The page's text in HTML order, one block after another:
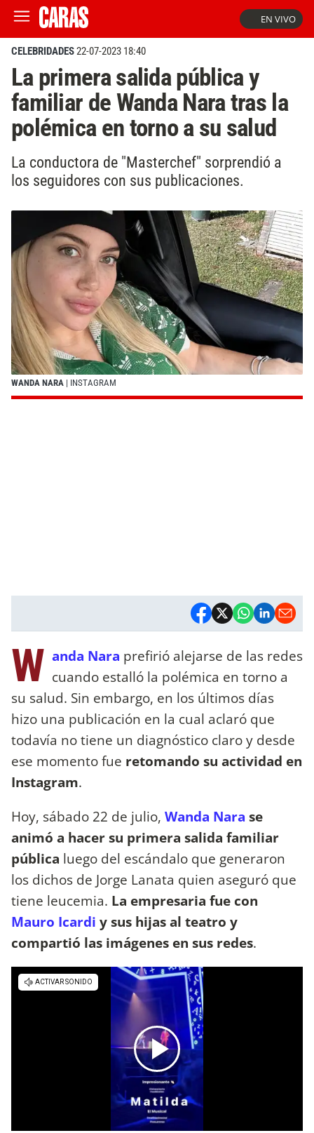
EN VIVO
CELEBRIDADES22-07-2023 18:40
La primera salida pública y
familiar de Wanda Nara tras la
polémica en torno a su salud
La conductora de "Masterchef" sorprendió a
los seguidores con sus publicaciones.
WANDA NARA | INSTAGRAM
W anda Nara prefirió alejarse de las redes
cuando estalló la polémica en torno a
su salud. Sin embargo, en los últimos días
hizo una publicación en la cual aclaró que
todavía no tiene un diagnóstico claro y desde
ese momento fue retomando su actividad en
Instagram.
Hoy, sábado 22 de julio, Wanda Nara se
animó a hacer su primera salida familiar
pública luego del escándalo que generaron
los dichos de Jorge Lanata quien aseguró que
tiene leucemia. La empresaria fue con
Mauro Icardi y sus hijas al teatro y
compartió las imágenes en sus redes.